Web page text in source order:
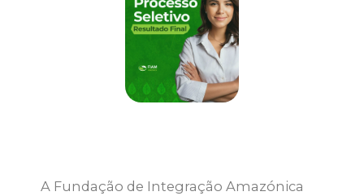
A Fundação de Integração Amazónica